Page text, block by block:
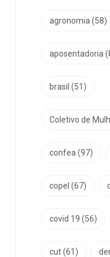
agronomia (58)
aposentadoria
brasil (51)
Coletivo de
confea (97)
copel (67)
covid 19 (56)
cut(61)